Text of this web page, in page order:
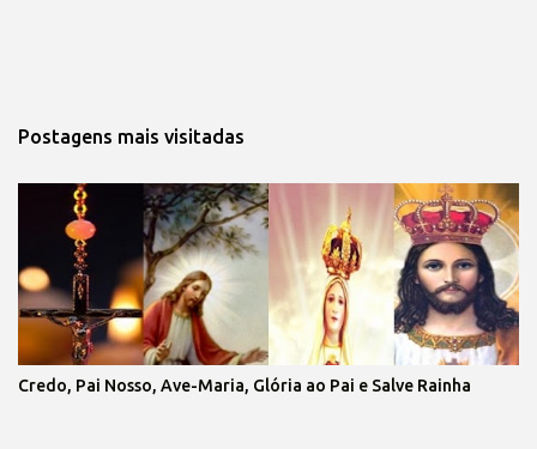
Postagens mais visitadas
Credo, Pai Nosso, Ave-Maria, Glória ao Pai e Salve Rainha